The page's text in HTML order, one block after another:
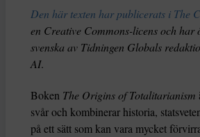
Den här texten har publicerats i The
en Creative Commons-licens och har
svenska av Tidningen Globals
AI.
Boken The Origins of Totalitarianism
svår och kombinerar historia,
på ett sätt som kan vara mycket